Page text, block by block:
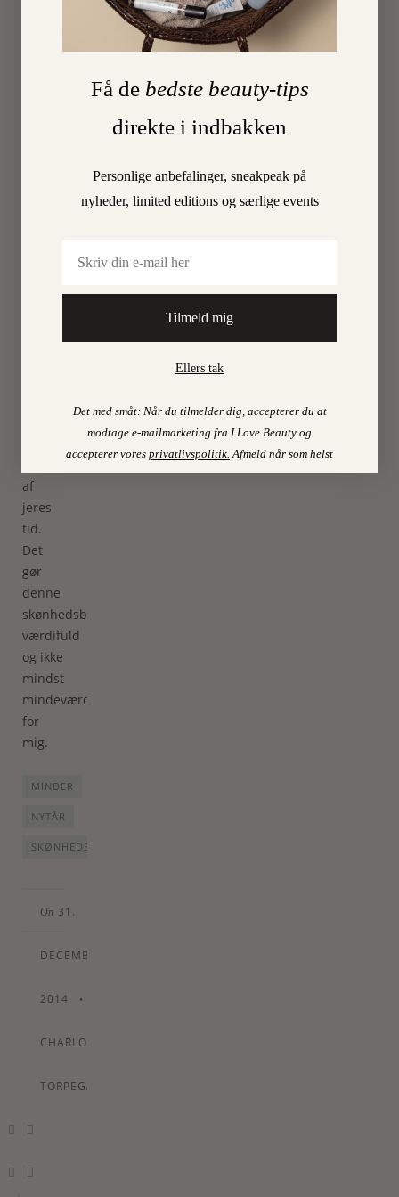
forrygende
af
jeres
tid.
Det
gør
denne
skønhedsblog
værdifuld
og ikke
mindst
mindeværdig
for
mig.
MINDER
NYTÅR
SKØNHEDSPRODUKTER
On 31.
DECEMBER
2014 •
CHARLOTTE
TORPEGAARD
Få de bedste beauty-tips
direkte i indbakken
Personlige anbefalinger, sneakpeak på
nyheder, limited editions og særlige events
Tilmeld mig
Ellers tak
Det med småt: Når du tilmelder dig, accepterer du at
modtage e-mailmarketing fra I Love Beauty og
accepterer vores privatlivspolitik. Afmeld når som helst